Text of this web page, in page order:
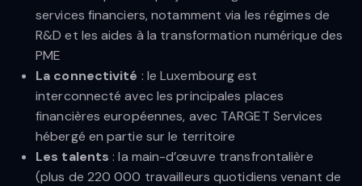
services financiers, notamment via les régimes de
R&D et les aides à la transformation numérique des
PME
La connectivité : le Luxembourg est
interconnecté avec les principales places
financières européennes, avec TARGET Services
hébergé en partie sur le territoire
Les talents : la main-d’œuvre transfrontalière
(plus de 220 000 travailleurs quotidiens venant de